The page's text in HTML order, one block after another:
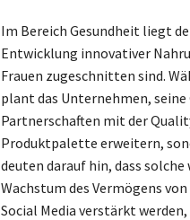
Im Bereich Gesundheit liegt
Entwicklung innovativer
Frauen zugeschnitten sind.
plant das Unternehmen,
Partnerschaften mit der
Produktpalette erweitern,
deuten darauf hin, dass
Wachstum des Vermögens
Social Media verstärkt